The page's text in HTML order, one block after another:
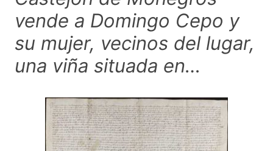
vende a Domingo Cepo y
su mujer, vecinos del lugar,
una viña situada en…